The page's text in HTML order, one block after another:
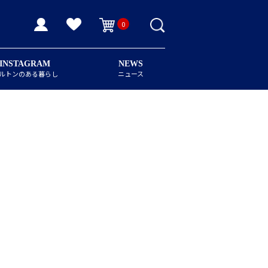
0
INSTAGRAM
トンのある暮らし
NEWS
ニュース